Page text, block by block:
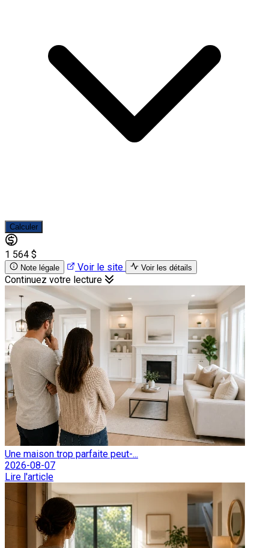
Calculer
1 564 $
Note légale Voir le site Voir les détails
Continuez votre lecture
Une maison trop parfaite peut-...
2026-08-07
Lire l'article